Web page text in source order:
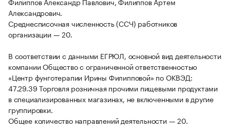
Александрович.
Среднесписочная численность (ССЧ) работников
организации — 20.
В соответствии с данными ЕГРЮЛ, основной вид деятельности
компании Общество с ограниченной ответственностью
«Центр фунготерапии Ирины Филипповой» по ОКВЭД:
47.29.39 Торговля розничная прочими пищевыми продуктами
в специализированных магазинах, не включенными в другие
группировки.
Общее количество направлений деятельности — 20.